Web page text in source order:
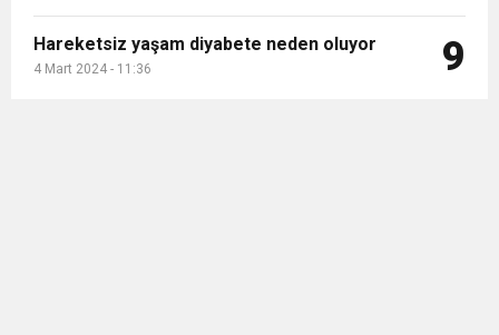
Hareketsiz yaşam diyabete neden oluyor
4 Mart 2024 - 11:36 9